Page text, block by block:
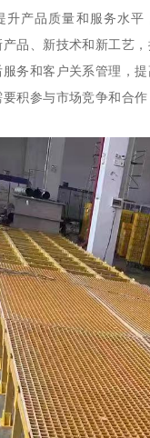
升产品质量和服务水平
品、新技术和新工艺
务和客户关系管理，
积参与市场竞争和合